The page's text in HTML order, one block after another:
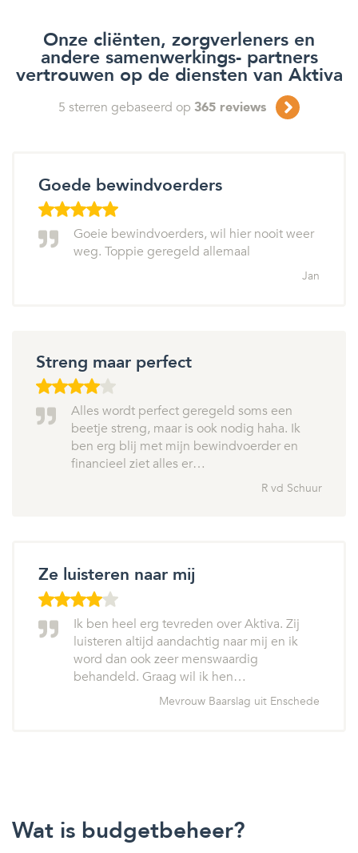
Onze cliënten, zorgverleners en
andere samenwerkings- partners
vertrouwen op de diensten van Aktiva
5 sterren gebaseerd op 365 reviews
Goede bewindvoerders
Goeie bewindvoerders, wil hier nooit weer
weg. Toppie geregeld allemaal
Jan
Streng maar perfect
Alles wordt perfect geregeld soms een
beetje streng, maar is ook nodig haha. Ik
ben erg blij met mijn bewindvoerder en
financieel ziet alles er…
R vd Schuur
Ze luisteren naar mij
Ik ben heel erg tevreden over Aktiva. Zij
luisteren altijd aandachtig naar mij en ik
word dan ook zeer menswaardig
behandeld. Graag wil ik hen…
Mevrouw Baarslag uit Enschede
Wat is budgetbeheer?